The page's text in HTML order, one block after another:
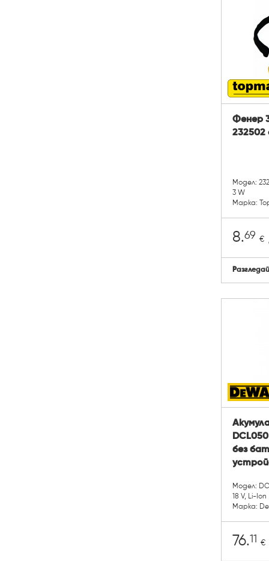
Фенер
232502
Модел:
3 W
Марка:
8.69 €
Разгледай
без
Модел:
18 V, Li-Ion
Марка:
76.11 €